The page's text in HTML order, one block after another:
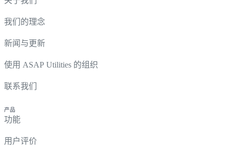
我们的理念
新闻与更新
使用 ASAP Utilities 的组织
联系我们
产品
功能
用户评价